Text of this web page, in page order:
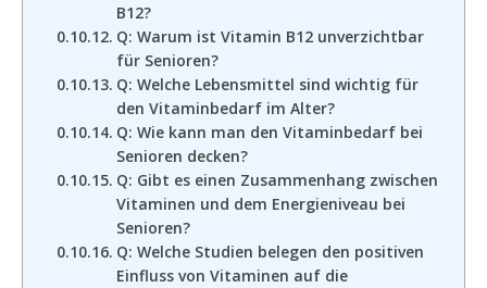
B12?
Q: Warum ist Vitamin B12 unverzichtbar
für Senioren?
Q: Welche Lebensmittel sind wichtig für
den Vitaminbedarf im Alter?
Q: Wie kann man den Vitaminbedarf bei
Senioren decken?
Q: Gibt es einen Zusammenhang zwischen
Vitaminen und dem Energieniveau bei
Senioren?
Q: Welche Studien belegen den positiven
Einfluss von Vitaminen auf die